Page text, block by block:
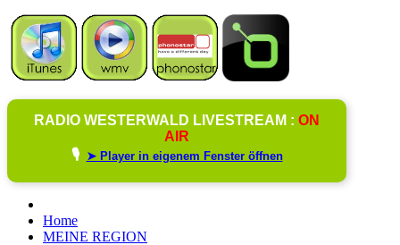
RADIO WESTERWALD LIVESTREAM : ON
AIR
🎙️ ➤ Player in eigenem Fenster öffnen
Home
MEINE REGION